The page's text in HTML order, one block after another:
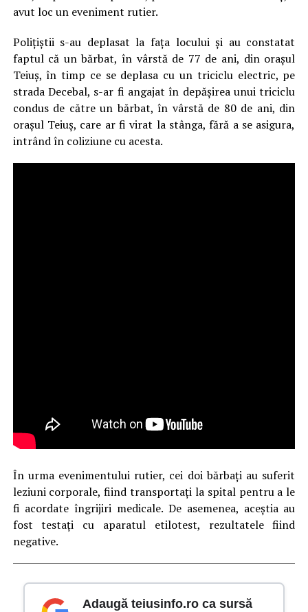
avut loc un eveniment rutier.
Polițiștii s-au deplasat la fața locului și au constatat
faptul că un bărbat, în vârstă de 77 de ani, din orașul
Teiuș, în timp ce se deplasa cu un triciclu electric, pe
strada Decebal, s-ar fi angajat în depășirea unui triciclu
condus de către un bărbat, în vârstă de 80 de ani, din
orașul Teiuș, care ar fi virat la stânga, fără a se asigura,
intrând în coliziune cu acesta.
În urma evenimentului rutier, cei doi bărbați au suferit
leziuni corporale, fiind transportați la spital pentru a le
fi acordate îngrijiri medicale. De asemenea, aceștia au
fost testați cu aparatul etilotest, rezultatele fiind
negative.
Adaugă teiusinfo.ro ca sursă